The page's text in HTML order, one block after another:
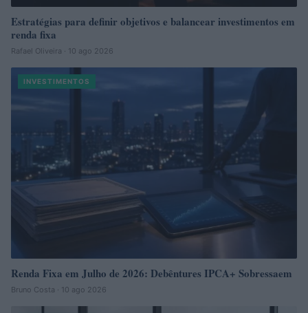
Estratégias para definir objetivos e balancear investimentos em
renda fixa
Rafael Oliveira · 10 ago 2026
INVESTIMENTOS
Renda Fixa em Julho de 2026: Debêntures IPCA+ Sobressaem
Bruno Costa · 10 ago 2026